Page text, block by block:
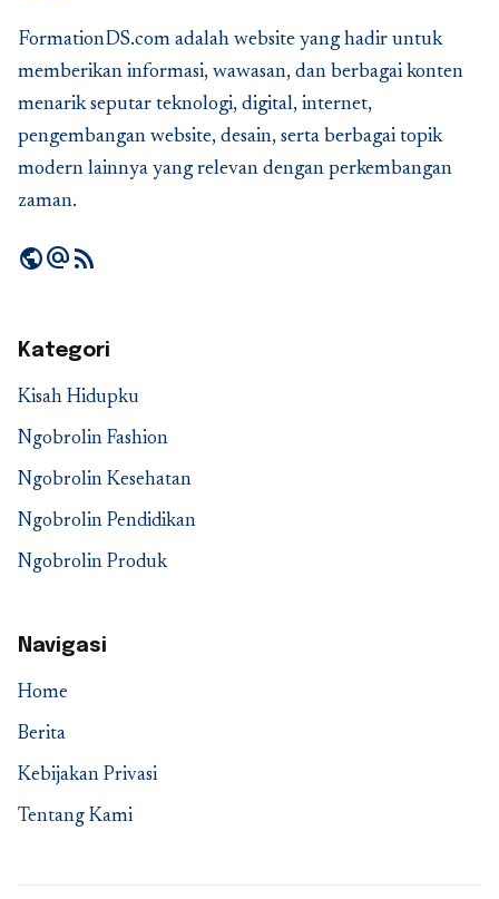
FormationDS.com adalah website yang hadir untuk
memberikan informasi, wawasan, dan berbagai konten
menarik seputar teknologi, digital, internet,
pengembangan website, desain, serta berbagai topik
modern lainnya yang relevan dengan perkembangan
zaman.
publicalternate_emailrss_feed
Kategori
Kisah Hidupku
Ngobrolin Fashion
Ngobrolin Kesehatan
Ngobrolin Pendidikan
Ngobrolin Produk
Navigasi
Home
Berita
Kebijakan Privasi
Tentang Kami